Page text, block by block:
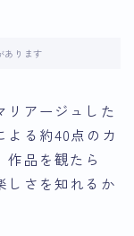
あります
リアージュした
よる約40点のカ
作品を観たら
しさを知れるか